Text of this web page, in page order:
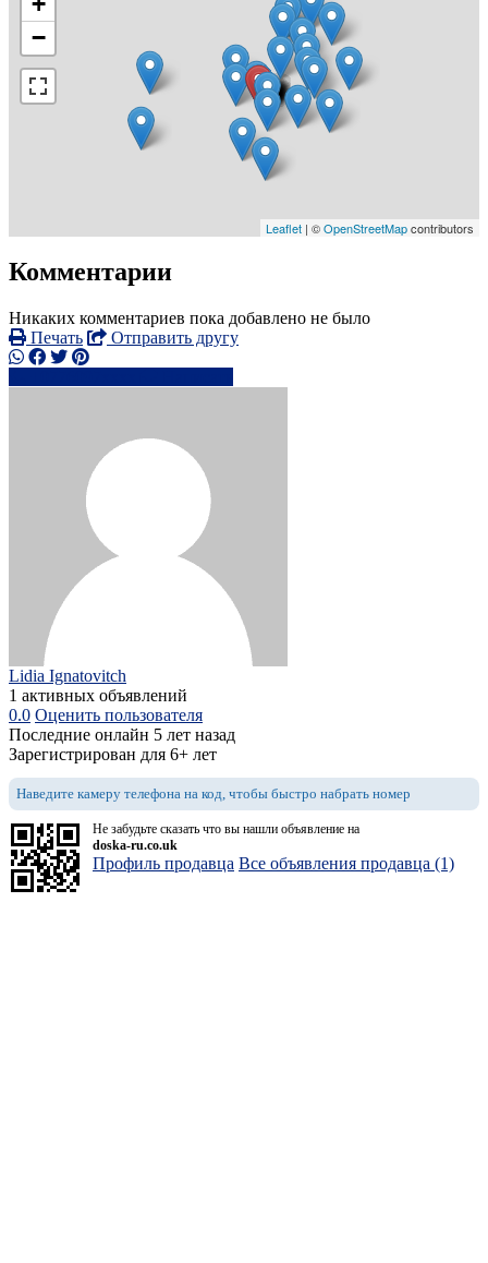
−
Leaflet | ©OpenStreetMapcontributors
Комментарии
Никаких комментариев пока добавлено не было
Печать
Отправить другу
Lidia Ignatovitch
1 активных объявлений
0.0 Оценить пользователя
Последние онлайн 5 лет назад
Зарегистрирован для 6+ лет
Наведите камеру телефона на код, чтобы быстро набрать номер
Не забудьте сказать что вы нашли объявление на
doska-ru.co.uk
Профиль продавца Все объявления продавца (1)